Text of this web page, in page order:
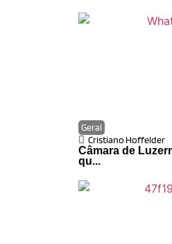
Geral
Cristiano Hoffelder
Câmara de
qu...